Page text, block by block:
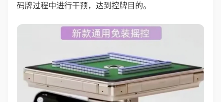
码牌过程中进行干预，达到控牌目的。